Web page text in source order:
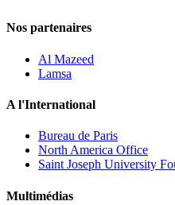
Nos partenaires
Al Mazeed
Lamsa
A l'International
Bureau de Paris
North America Office
Saint Joseph University
Multimédias